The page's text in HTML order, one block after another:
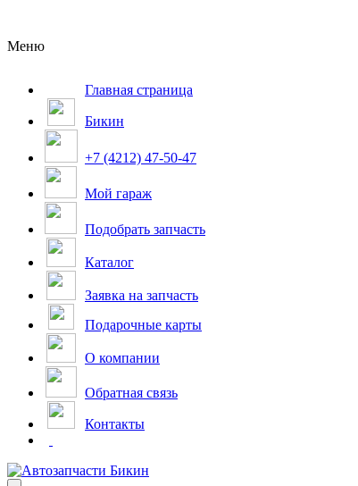
Меню
Главная страница
Бикин
+7 (4212) 47-50-47
Мой гараж
Подобрать запчасть
Каталог
Заявка на запчасть
Подарочные карты
О компании
Обратная связь
Контакты